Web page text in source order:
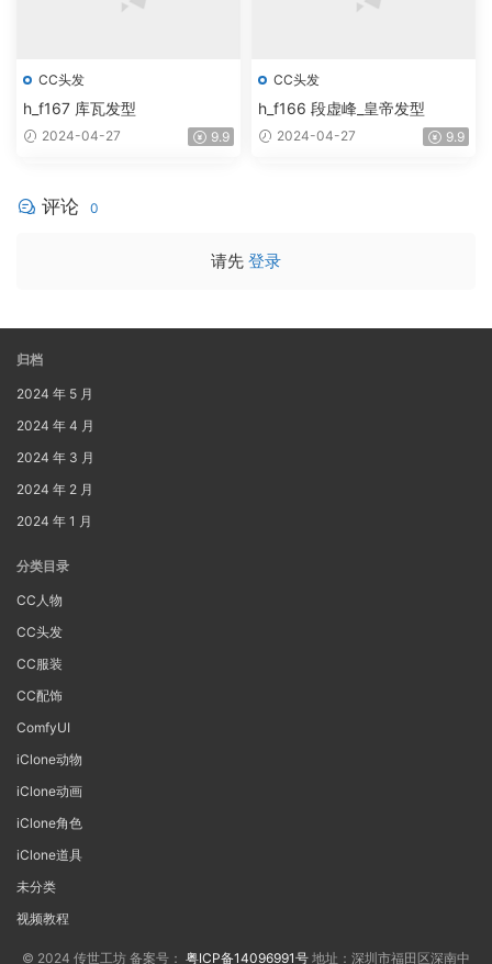
CC头发
h_f167 库瓦发型
2024-04-27 9.9
CC头发
h_f166 段虚峰_皇帝发型
2024-04-27 9.9
评论 0
请先 登录
归档
2024 年 5 月
2024 年 4 月
2024 年 3 月
2024 年 2 月
2024 年 1 月
分类目录
CC人物
CC头发
CC服装
CC配饰
ComfyUI
iClone动物
iClone动画
iClone角色
iClone道具
未分类
视频教程
© 2024 传世工坊 备案号： 粤ICP备14096991号 地址：深圳市福田区深南中